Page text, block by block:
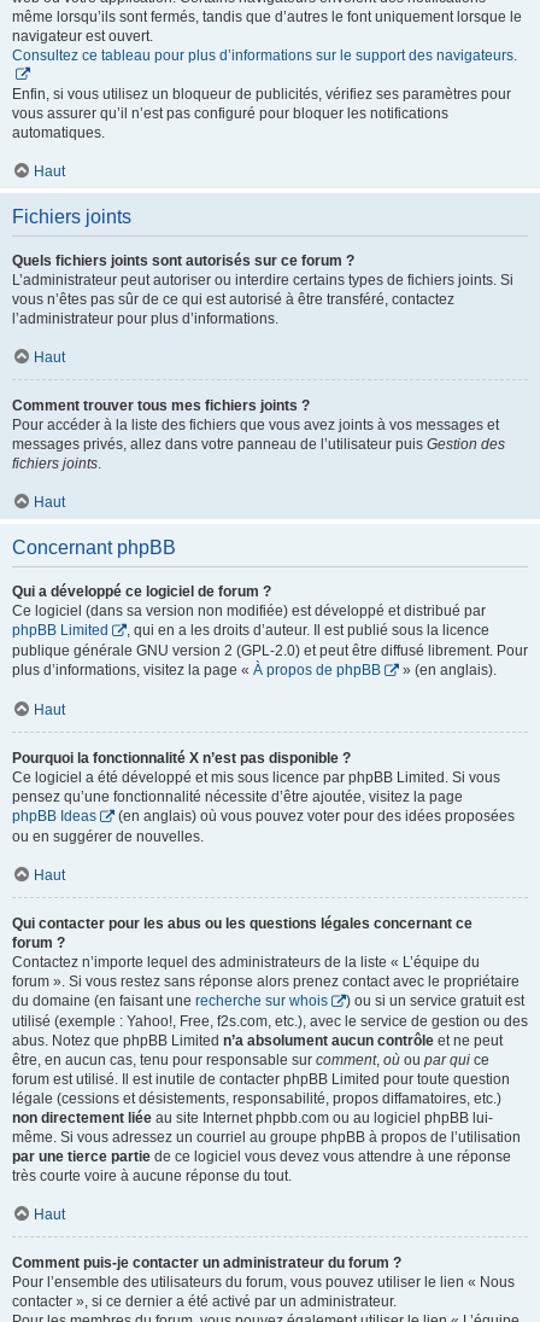
même lorsqu’ils sont fermés, tandis que d’autres le font uniquement lorsque le
navigateur est ouvert.
Consultez ce tableau pour plus d’informations sur le support des navigateurs.
Enfin, si vous utilisez un bloqueur de publicités, vérifiez ses paramètres pour
vous assurer qu’il n’est pas configuré pour bloquer les notifications
automatiques.
Haut
Fichiers joints
Quels fichiers joints sont autorisés sur ce forum ?
L’administrateur peut autoriser ou interdire certains types de fichiers joints. Si
vous n’êtes pas sûr de ce qui est autorisé à être transféré, contactez
l’administrateur pour plus d’informations.
Haut
Comment trouver tous mes fichiers joints ?
Pour accéder à la liste des fichiers que vous avez joints à vos messages et
messages privés, allez dans votre panneau de l’utilisateur puis Gestion des
fichiers joints.
Haut
Concernant phpBB
Qui a développé ce logiciel de forum ?
Ce logiciel (dans sa version non modifiée) est développé et distribué par
phpBB Limited
, qui en a les droits d’auteur. Il est publié sous la licence
publique générale GNU version 2 (GPL-2.0) et peut être diffusé librement. Pour
plus d’informations, visitez la page « À propos de phpBB » (en anglais).
Haut
Pourquoi la fonctionnalité X n’est pas disponible ?
Ce logiciel a été développé et mis sous licence par phpBB Limited. Si vous
pensez qu’une fonctionnalité nécessite d’être ajoutée, visitez la page
phpBB Ideas
(en anglais) où vous pouvez voter pour des idées proposées
ou en suggérer de nouvelles.
Haut
Qui contacter pour les abus ou les questions légales concernant ce
forum ?
Contactez n’importe lequel des administrateurs de la liste « L’équipe du
forum ». Si vous restez sans réponse alors prenez contact avec le propriétaire
du domaine (en faisant une recherche sur whois
) ou si un service gratuit est
utilisé (exemple : Yahoo!, Free, f2s.com, etc.), avec le service de gestion ou des
abus. Notez que phpBB Limited n’a absolument aucun contrôle et ne peut
être, en aucun cas, tenu pour responsable sur comment, où ou par qui ce
forum est utilisé. Il est inutile de contacter phpBB Limited pour toute question
légale (cessions et désistements, responsabilité, propos diffamatoires, etc.)
non directement liée au site Internet phpbb.com ou au logiciel phpBB lui-
même. Si vous adressez un courriel au groupe phpBB à propos de l’utilisation
par une tierce partie de ce logiciel vous devez vous attendre à une réponse
très courte voire à aucune réponse du tout.
Haut
Comment puis-je contacter un administrateur du forum ?
Pour l’ensemble des utilisateurs du forum, vous pouvez utiliser le lien « Nous
contacter », si ce dernier a été activé par un administrateur.